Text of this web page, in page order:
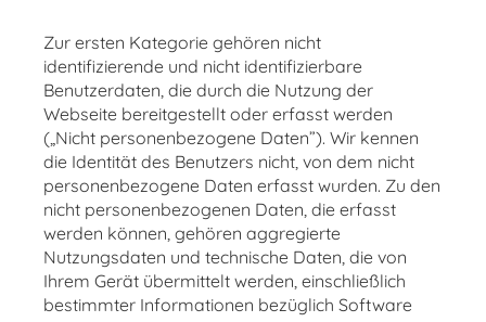
Zur ersten Kategorie gehören nicht
identifizierende und nicht identifizierbare
Benutzerdaten, die durch die Nutzung der
Webseite bereitgestellt oder erfasst werden
(„Nicht personenbezogene Daten”). Wir kennen
die Identität des Benutzers nicht, von dem nicht
personenbezogene Daten erfasst wurden. Zu den
nicht personenbezogenen Daten, die erfasst
werden können, gehören aggregierte
Nutzungsdaten und technische Daten, die von
Ihrem Gerät übermittelt werden, einschließlich
bestimmter Informationen bezüglich Software